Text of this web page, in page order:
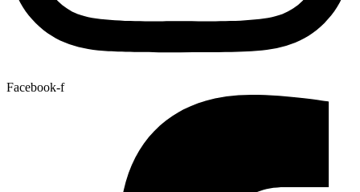
Facebook-f